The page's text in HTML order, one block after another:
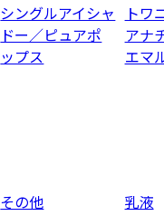
シングルアイシャ
ドー／ピュアポ
ップス
ト
アナ
エマ
その他
乳液